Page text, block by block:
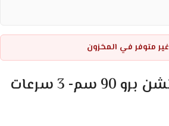
غير متوفر في المخزون
شفاط مطبخ كتشن برو 90 سم- 3 سرعات